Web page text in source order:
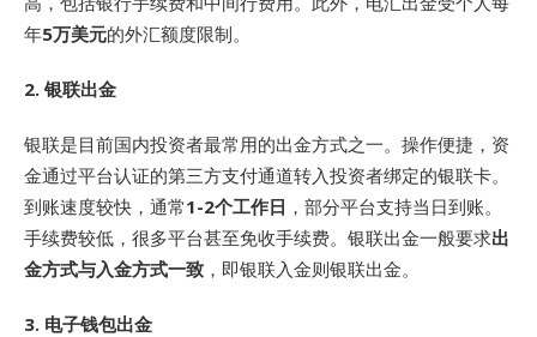
年5万美元的外汇额度限制。
2. 银联出金
银联是目前国内投资者最常用的出金方式之一。操作便捷，资
金通过平台认证的第三方支付通道转入投资者绑定的银联卡。
到账速度较快，通常1-2个工作日 ，部分平台支持当日到账。
手续费较低，很多平台甚至免收手续费。银联出金一般要求出
金方式与入金方式一致 ，即银联入金则银联出金。
3. 电子钱包出金